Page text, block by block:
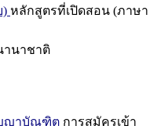
) หลักสูตรที่เปิดสอน (ภาษา
านาชาติ
ญญาบัณฑิต การสมัครเข้า